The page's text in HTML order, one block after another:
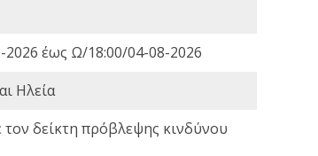
2026 έως Ω/18:00/04-08-2026
Ηλεία
δείκτη πρόβλεψης κινδύνου